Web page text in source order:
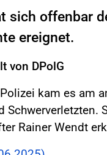
sich offenbar
ereignet.
von DPolG
kam es am
Rainer Wendt